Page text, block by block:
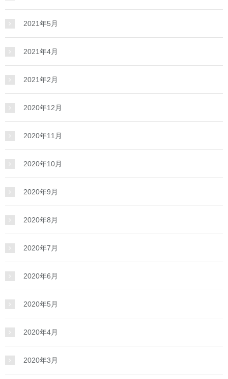
2021年5月
2021年4月
2021年2月
2020年12月
2020年11月
2020年10月
2020年9月
2020年8月
2020年7月
2020年6月
2020年5月
2020年4月
2020年3月